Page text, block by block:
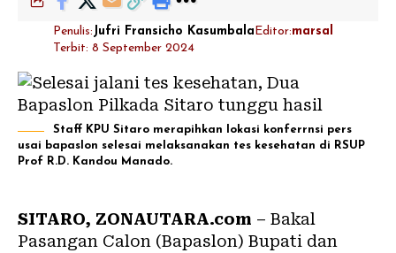
Penulis: Jufri Fransicho KasumbalaEditor:marsal
Terbit: 8 September 2024
Staff KPU Sitaro merapihkan lokasi konferrnsi pers
usai bapaslon selesai melaksanakan tes kesehatan di RSUP
Prof R.D. Kandou Manado.
SITARO, ZONAUTARA.com – Bakal
Pasangan Calon (Bapaslon) Bupati dan